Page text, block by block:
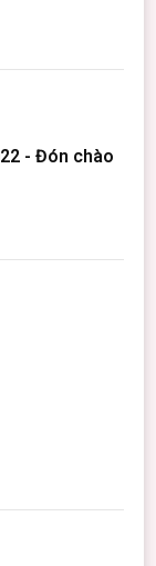
- Đón chào